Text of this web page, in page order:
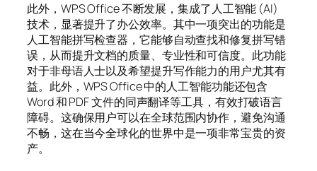
此外，WPS Office 不断发展，集成了人工智能 (AI)
技术，显著提升了办公效率。其中一项突出的功能是
人工智能拼写检查器，它能够自动查找和修复拼写错
误，从而提升文档的质量、专业性和可信度。此功能
对于非母语人士以及希望提升写作能力的用户尤其有
益。此外，WPS Office 中的人工智能功能还包含
Word 和 PDF 文件的同声翻译等工具，有效打破语言
障碍。这确保用户可以在全球范围内协作，避免沟通
不畅，这在当今全球化的世界中是一项非常宝贵的资
产。